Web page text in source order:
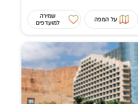
על המפה
שמירה
למועדפים